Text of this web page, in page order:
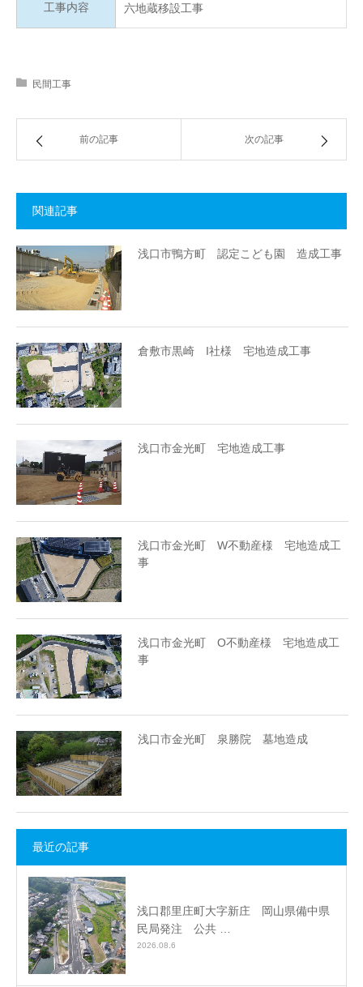
工事内容 六地蔵移設工事
民間工事
前の記事 次の記事
関連記事
浅口市鴨方町 認定こども園 造成工事
倉敷市黒崎 I社様 宅地造成工事
浅口市金光町 宅地造成工事
浅口市金光町 W不動産様 宅地造成工
事
浅口市金光町 O不動産様 宅地造成工
事
浅口市金光町 泉勝院 墓地造成
最近の記事
浅口郡里庄町大字新庄 岡山県備中県
民局発注 公共 …
2026.08.6